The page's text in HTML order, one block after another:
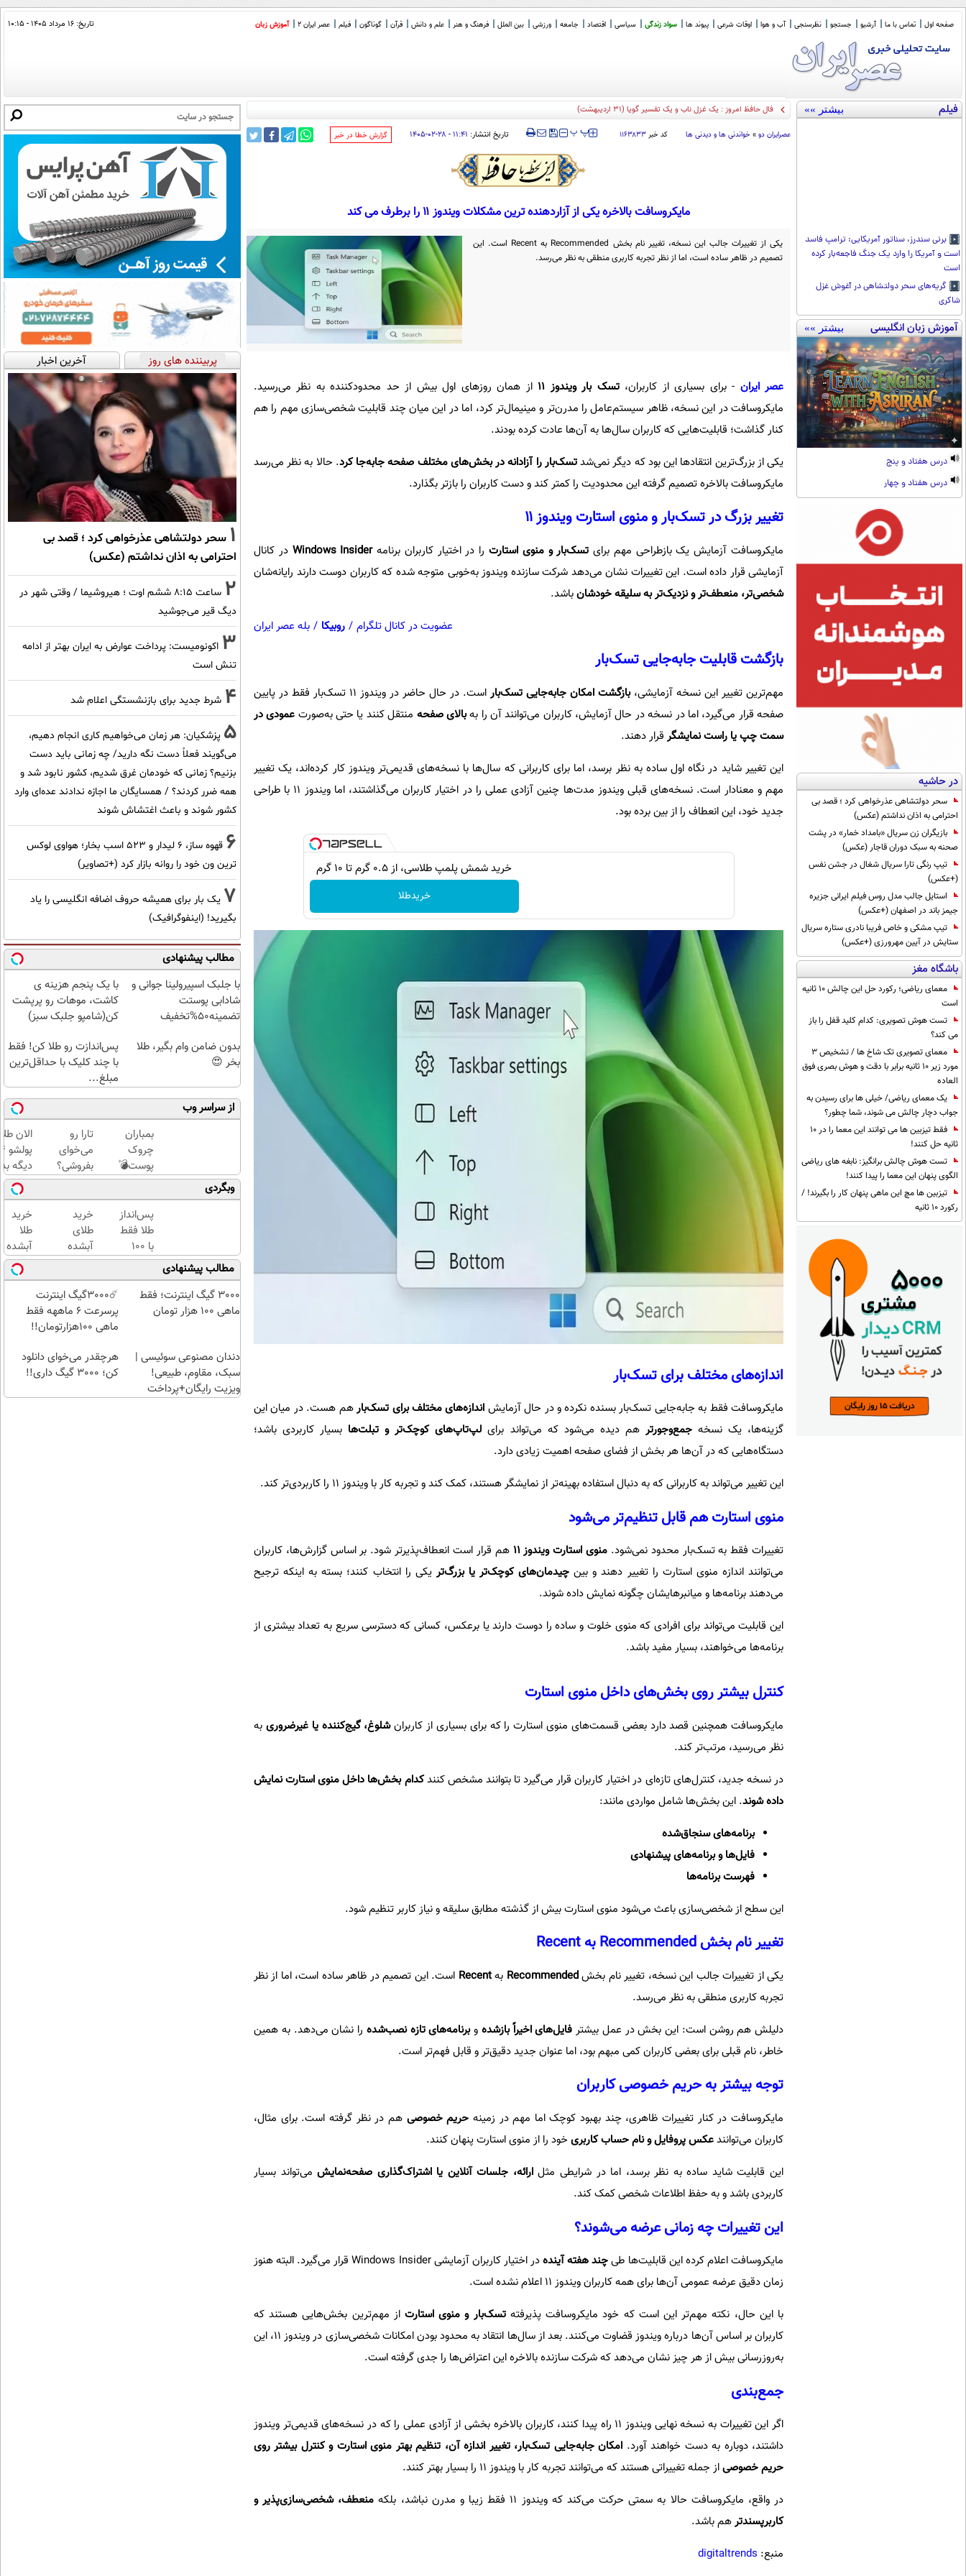
صفحه اول تماس با ما آرشیو جستجو نظرسنجی آب و هوا اوقات شرعی پیوند ها سواد زندگی سیاسی اقتصاد جامعه ورزشی بین الملل فرهنگ و هنر علم و دانش قرآن گوناگون فیلم عصر ایران 2 آموزش زبان تاریخ: ۱۶ مرداد ۱۴۰۵ - ۱۰:۱۵
فیلم بیشتر »»
برنی سندرز، سناتور آمریکایی: ترامپ فاسد
است و آمریکا را وارد یک جنگ فاجعه‌بار کرده
است
گریه‌های سحر دولتشاهی در آغوش غزل
شاکری
آموزش زبان انگلیسی بیشتر »»
درس هفتاد و پنج
درس هفتاد و چهار
در حاشیه
سحر دولتشاهی عذرخواهی کرد ؛ قصد بی
احترامی به اذان نداشتم (عکس)
بازیگران زن سریال «بامداد خمار» در پشت
صحنه به سبک دوران قاجار (عکس)
تیپ رنگی تارا سریال شغال در جشن نفس
(+عکس)
استایل جالب مدل روس فیلم ایرانی جزیره
جیمز باند در اصفهان (+عکس)
تیپ مشکی و خاص فریبا نادری ستاره سریال
ستایش در آیین مهرورزی (+عکس)
باشگاه مغز
معمای ریاضی؛ رکورد حل این چالش 10 ثانیه
است
تست هوش تصویری: کدام کلید قفل را باز
می کند؟
معمای تصویری تک شاخ ها / تشخیص 3
مورد زیر 10 ثانیه برابر با دقت و هوش بصری فوق
العاده
یک معمای ریاضی/ خیلی ها برای رسیدن به
جواب دچار چالش می شوند، شما چطور؟
فقط تیزبین ها می توانند این معما را در 10
ثانیه حل کنند!
تست هوش چالش برانگیز: نابغه های ریاضی
الگوی پنهان این معما را پیدا کنند!
تیزبین ها مچ این ماهی پنهان کار را بگیرند! /
رکورد 10 ثانیه
فال حافظ امروز : یک غ_
عصرايران دو » خواندنی ها و دیدنی ها کد خبر۱۱۶۳۸۳۳ ‍‍‍ پ پ تاریخ انتشار: ۱۱:۴۱ - ۲۸-۰۲-۱۴۰۵ ‌گزارش خطا در خبر
مایکروسافت بالاخره یکی از آزاردهنده ترین مشکلات ویندوز ۱۱ را برطرف می کند
یکی از تغییرات جالب این نسخه، تغییر نام بخش Recommended به Recent است. این
تصمیم در ظاهر ساده است، اما از نظر تجربه کاربری منطقی به نظر می‌رسد.
عصر ایران - برای بسیاری از کاربران،تسک بار ویندوز ۱۱
از همان روزهای اول بیش از حد محدودکننده به نظر می‌رسید.
مایکروسافت در این نسخه، ظاهر سیستم‌عامل را مدرن‌تر و مینیمال‌تر کرد، اما در این میان چند قابلیت شخصی‌سازی مهم را هم
کنار گذاشت؛ قابلیت‌هایی که کاربران سال‌ها به آن‌ها عادت کرده بودند.
یکی از بزرگ‌ترین انتقادها این بود که دیگر نمی‌شدتسک‌بار را آزادانه در بخش‌های مختلف صفحه جابه‌جا کرد. حالا به نظر می‌رسد
مایکروسافت بالاخره تصمیم گرفته این محدودیت را کمتر کند و دست کاربران را بازتر بگذارد.
تغییر بزرگ در تسک‌بار و منوی استارت ویندوز ۱۱
مایکروسافت آزمایش یک بازطراحی مهم برای تسک‌بار و منوی استارترا در اختیار کاربران برنامهWindows Insider در کانال
آزمایشی قرار داده است. این تغییرات نشان می‌دهد شرکت سازنده ویندوز به‌خوبی متوجه شده که کاربران دوست دارند رایانه‌شان
شخصی‌تر، منعطف‌تر و نزدیک‌تر به سلیقه خودشانباشد.
عضویت در کانال تلگرام / روبیکا / بله عصر ایران
بازگشت قابلیت جابه‌جایی تسک‌بار
مهم‌ترین تغییر این نسخه آزمایشی،بازگشت امکان جابه‌جایی تسک‌بار
است. در حال حاضر در ویندوز ۱۱ تسک‌بار فقط در پایین
صفحه قرار می‌گیرد، اما در نسخه در حال آزمایش، کاربران می‌توانند آن را بهبالای صفحه منتقل کنند یا حتی به‌صورت عمودی در
سمت چپ یا راست نمایشگر قرار دهند.
این تغییر شاید در نگاه اول ساده به نظر برسد، اما برای کاربرانی که سال‌ها با نسخه‌های قدیمی‌تر ویندوز کار کرده‌اند، یک تغییر
مهم و معنادار است. نسخه‌های قبلی ویندوز مدت‌ها چنین آزادی عملی را در اختیار کاربران می‌گذاشتند، اما ویندوز ۱۱ با طراحی
جدید خود، این انعطاف را از بین برده بود.
خرید شمش پلمپ طلاسی، از ۰.۵ گرم تا ۱۰ گرم
خریدطلا
اندازه‌های مختلف برای تسک‌بار
مایکروسافت فقط به جابه‌جایی تسک‌بار بسنده نکرده و در حال آزمایش اندازه‌های مختلف برای تسک‌بارهم هست. در میان این
گزینه‌ها، یک نسخهجمع‌وجورتر هم دیده می‌شود که می‌تواند برای لپ‌تاپ‌های کوچک‌تر و تبلت‌ها بسیار کاربردی باشد؛
دستگاه‌هایی که در آن‌ها هر بخش از فضای صفحه اهمیت زیادی دارد.
این تغییر می‌تواند به کاربرانی که به دنبال استفاده بهینه‌تر از نمایشگر هستند، کمک کند و تجربه کار با ویندوز ۱۱ را کاربردی‌تر کند.
منوی استارت هم قابل تنظیم‌تر می‌شود
تغییرات فقط به تسک‌بار محدود نمی‌شود. منوی استارت ویندوز ۱۱
هم قرار است انعطاف‌پذیرتر شود. بر اساس گزارش‌ها، کاربران
می‌توانند اندازه منوی استارت را تغییر دهند و بین چیدمان‌های کوچک‌تر یا بزرگ‌تر یکی را انتخاب کنند؛ بسته به اینکه ترجیح
می‌دهند برنامه‌ها و میانبرهایشان چگونه نمایش داده شوند.
این قابلیت می‌تواند برای افرادی که منوی خلوت و ساده را دوست دارند یا برعکس، کسانی که دسترسی سریع به تعداد بیشتری از
برنامه‌ها می‌خواهند، بسیار مفید باشد.
کنترل بیشتر روی بخش‌های داخل منوی استارت
مایکروسافت همچنین قصد دارد بعضی قسمت‌های منوی استارت را که برای بسیاری از کاربرانشلوغ، گیج‌کننده یا غیرضروری به
نظر می‌رسید، مرتب‌تر کند.
در نسخه جدید، کنترل‌های تازه‌ای در اختیار کاربران قرار می‌گیرد تا بتوانند مشخص کنندکدام بخش‌ها داخل منوی استارت نمایش
داده شوند. این بخش‌ها شامل مواردی مانند:
برنامه‌های سنجاق‌شده
فایل‌ها و برنامه‌های پیشنهادی
فهرست برنامه‌ها
این سطح از شخصی‌سازی باعث می‌شود منوی استارت بیش از گذشته مطابق سلیقه و نیاز کاربر تنظیم شود.
تغییر نام بخش Recommended به Recent
یکی از تغییرات جالب این نسخه، تغییر نام بخشRecommended بهRecent است. این تصمیم در ظاهر ساده است، اما از نظر
تجربه کاربری منطقی به نظر می‌رسد.
دلیلش هم روشن است: این بخش در عمل بیشتر فایل‌های اخیراً بازشده وبرنامه‌های تازه نصب‌شده را نشان می‌دهد. به همین
خاطر، نام قبلی برای بعضی کاربران کمی مبهم بود، اما عنوان جدید دقیق‌تر و قابل فهم‌تر است.
توجه بیشتر به حریم خصوصی کاربران
مایکروسافت در کنار تغییرات ظاهری، چند بهبود کوچک اما مهم در زمینه حریم خصوصی هم در نظر گرفته است. برای مثال،
کاربران می‌توانندعکس پروفایل و نام حساب کاربریخود را از منوی استارت پنهان کنند.
این قابلیت شاید ساده به نظر برسد، اما در شرایطی مثلارائه، جلسات آنلاین یا اشتراک‌گذاری صفحه‌نمایشمی‌تواند بسیار
کاربردی باشد و به حفظ اطلاعات شخصی کمک کند.
این تغییرات چه زمانی عرضه می‌شوند؟
مایکروسافت اعلام کرده این قابلیت‌ها طیچند هفته آینده
در اختیار کاربران آزمایشی Windows Insider قرار می‌گیرد. البته هنوز
زمان دقیق عرضه عمومی آن‌ها برای همه کاربران ویندوز ۱۱ اعلام نشده است.
با این حال، نکته مهم‌تر این است که خود مایکروسافت پذیرفتهتسک‌بار و منوی استارتاز مهم‌ترین بخش‌هایی هستند که
کاربران بر اساس آن‌ها درباره ویندوز قضاوت می‌کنند. بعد از سال‌ها انتقاد به محدود بودن امکانات شخصی‌سازی در ویندوز ۱۱، این
به‌روزرسانی بیش از هر چیز نشان می‌دهد که شرکت سازنده بالاخره این اعتراض‌ها را جدی گرفته است.
جمع‌بندی
اگر این تغییرات به نسخه نهایی ویندوز ۱۱ راه پیدا کنند، کاربران بالاخره بخشی از آزادی عملی را که در نسخه‌های قدیمی‌تر ویندوز
داشتند، دوباره به دست خواهند آورد. امکان جابه‌جایی تسک‌بار، تغییر اندازه آن، تنظیم بهتر منوی استارت و کنترل بیشتر روی
حریم خصوصیاز جمله تغییراتی هستند که می‌توانند تجربه کار با ویندوز ۱۱ را بسیار بهتر کنند.
در واقع، مایکروسافت حالا به سمتی حرکت می‌کند که ویندوز ۱۱ فقط زیبا و مدرن نباشد، بلکه
منعطف، شخصی‌سازی‌پذیر و
کاربرپسندترهم باشد.
منبع: digitaltrends
پربیننده های روز آخرین اخبار
1 سحر دولتشاهی عذرخواهی کرد ؛ قصد بی
احترامی به اذان نداشتم (عکس)
2
ساعت ۸:۱۵ ششم اوت ؛ هیروشیما / وقتی شهر در
دیگ قیر می‌جوشید
3 اکونومیست: پرداخت عوارض به ایران بهتر از ادامه
تنش است
4 شرط جدید برای بازنشستگی اعلام شد
5 پزشکیان: هر زمان می‌خواهیم کاری انجام دهیم،
می‌گویند فعلاً دست نگه دارید/ چه زمانی باید دست
بزنیم؟ زمانی که خودمان غرق شدیم، کشور نابود شد و
همه ضرر کردند؟ / همسایگان ما اجازه ندادند عده‌ای وارد
کشور شوند و باعث اغتشاش شوند
6
قهوه ساز، 6 لیدار و 523 اسب بخار؛ هواوی لوکس
ترین ون خود را روانه بازار کرد (+تصاویر)
7 یک بار برای همیشه حروف اضافه انگلیسی را یاد
بگیرید! (اینفوگرافیک)
مطالب پیشنهادی
با جلبک اسپیرولینا جوانی و
شادابی پوستت
تضمینه50%تخفیف
با یک پنجم هزینه ی
کاشت، موهات رو پرپشت
کن(شامپو جلبک سبز)
بدون ضامن وام بگیر، طلا
بخر 😍
پس‌اندازت رو طلا کن! فقط
با چند کلیک با حداقل‌ترین
مبلغ...
از سراسر وب
بمباران
چروک
پوست💣
با
جوانساز
جلبک
(تخفیف
تاامشب)
تارا رو
می‌خوای
بفروشی؟
با
خودرو۴۵
یک‌روزه
بفروشش
الان
دیگه
طلا با
بی‌بهره
وبگردی
پس‌انداز
طلا فقط
با ۱۰۰
هزارتومان
(امن و
راحت)
خرید
طلای
آبشده
حتی با
۱۰۰هزارتومان
خرید
طلا
آبشده
با 100
هزار
مطالب پیشنهادی
3000 گیگ اینترنت؛ فقط
ماهی 100 هزار تومان
☄️3000گیگ اینترنت
پرسرعت 6 ماههه فقط
ماهی 100هزارتومان!!
دندان مصنوعی سوئیسی |
سبک، مقاوم، طبیعی!
ویزیت رایگان+پرداخت
هرچقدر می‌خوای دانلود
کن؛ 3000 گیگ داری!!